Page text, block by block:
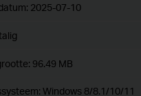
2025-07-10
96.49 MB
Windows 8/8.1/10/11